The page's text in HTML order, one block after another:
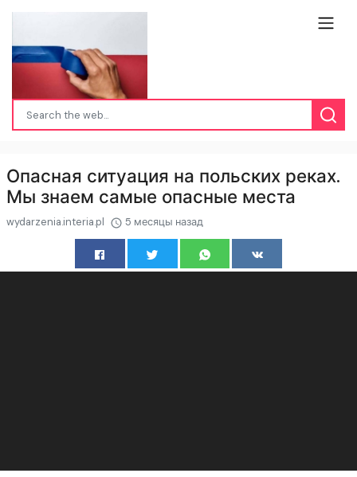
Опасная ситуация на польских реках.
Мы знаем самые опасные места
wydarzenia.interia.pl 5 месяцы назад